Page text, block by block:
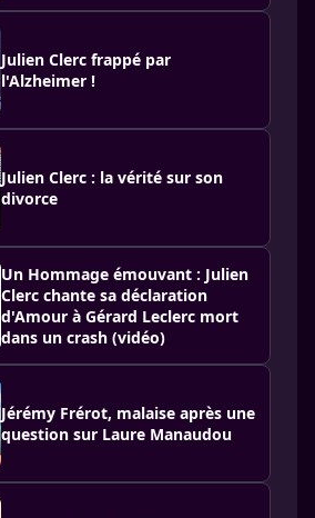
Julien Clerc frappé par
l'Alzheimer !
Julien Clerc : la vérité sur son
divorce
Un Hommage émouvant : Julien
Clerc chante sa déclaration
d'Amour à Gérard Leclerc mort
dans un crash (vidéo)
Jérémy Frérot, malaise après une
question sur Laure Manaudou